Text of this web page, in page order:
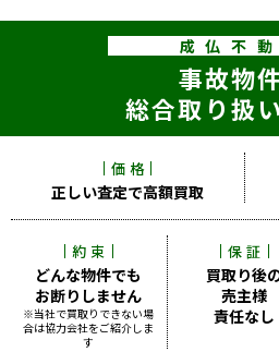
成仏不動
事故物
総合取り扱
価 格
正しい査定で高額買取
約 束
どんな物件でも
お断りしません
※当社で買取りできない場
合は協力会社をご紹介しま
す
保 証
買取り後
売主様
責任なし